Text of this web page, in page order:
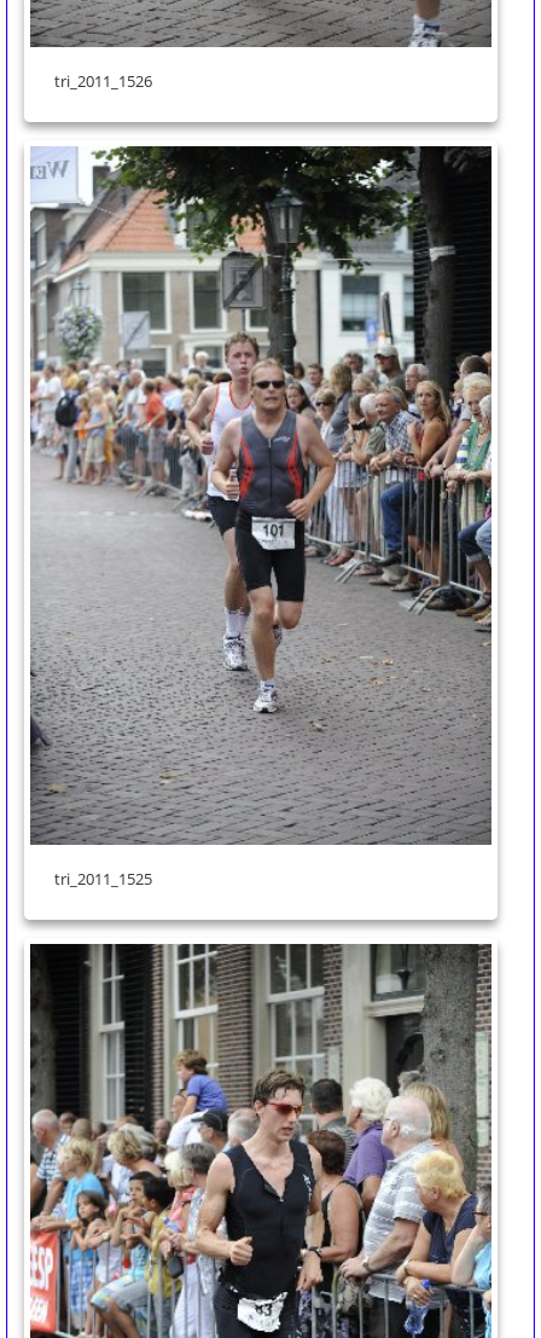
tri_2011_1526
tri_2011_1525